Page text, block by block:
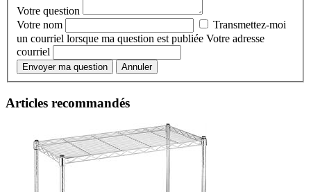
Votre question
Votre nom
Transmettez-moi
un courriel lorsque ma question est publiée Votre adresse
courriel
Envoyer ma question Annuler
Articles recommandés